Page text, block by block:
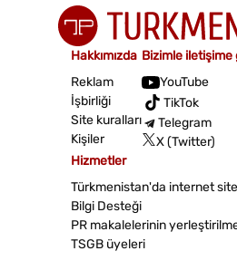
Hakkımızda
Reklam
İşbirliği
Site kuralları
Kişiler
Bizimle iletişime
YouTube
TikTok
Telegram
X (Twitter)
Hizmetler
Türkmenistan'da internet
Bilgi Desteği
PR makalelerinin
TSGB üyeleri